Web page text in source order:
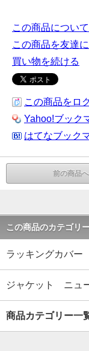
この商品につい
この商品を友達
買い物を続ける
この商品をロ
Yahoo!ブック
はてなブック
前の商品へ
この商品のカテゴリ
ラッキングカバー
ジャケット ニュ
商品カテゴリー一